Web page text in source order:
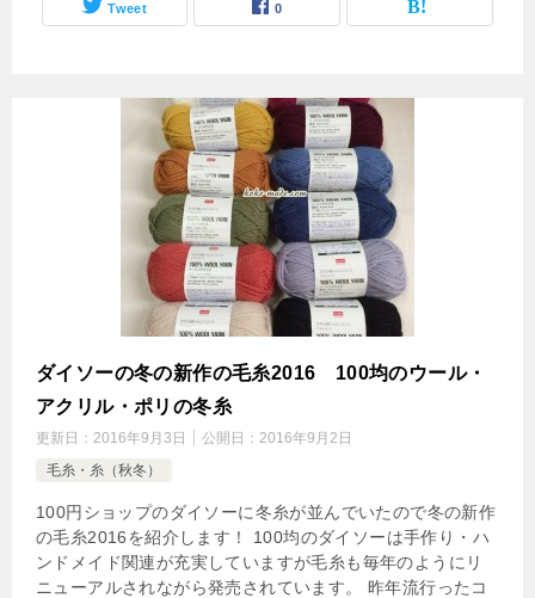
Tweet 0
ダイソーの冬の新作の毛糸2016 100均のウール・
アクリル・ポリの冬糸
更新日： 2016年9月3日 公開日： 2016年9月2日
毛糸・糸（秋冬）
100円ショップのダイソーに冬糸が並んでいたので冬の新作
の毛糸2016を紹介します！ 100均のダイソーは手作り・ハ
ンドメイド関連が充実していますが毛糸も毎年のようにリ
ニューアルされながら発売されています。 昨年流行ったコ